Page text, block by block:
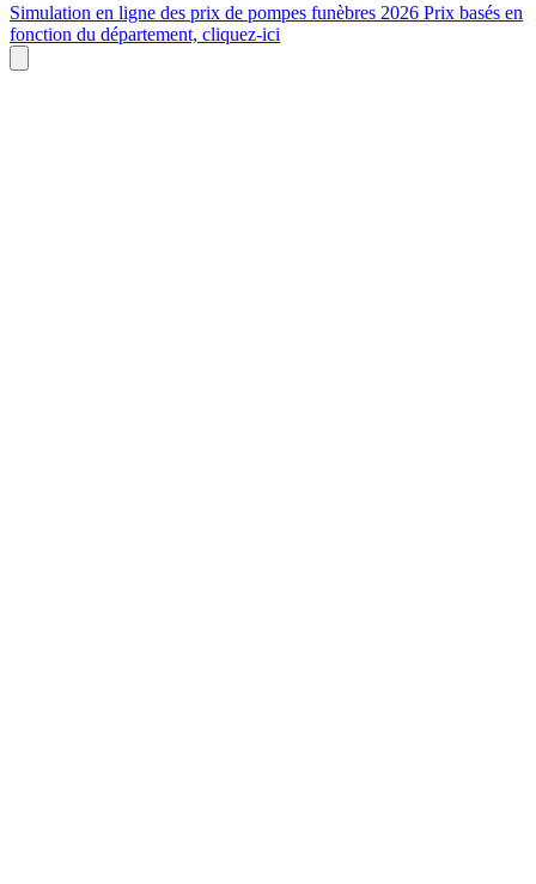
Simulation en ligne des prix de pompes funèbres 2026 Prix basés en
fonction du département, cliquez-ici